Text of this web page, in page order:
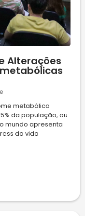
Alterações
metabólica
da população, ou
mundo apresenta
da vida